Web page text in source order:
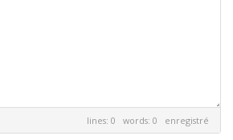
lines: 0 words: 0 enregistré